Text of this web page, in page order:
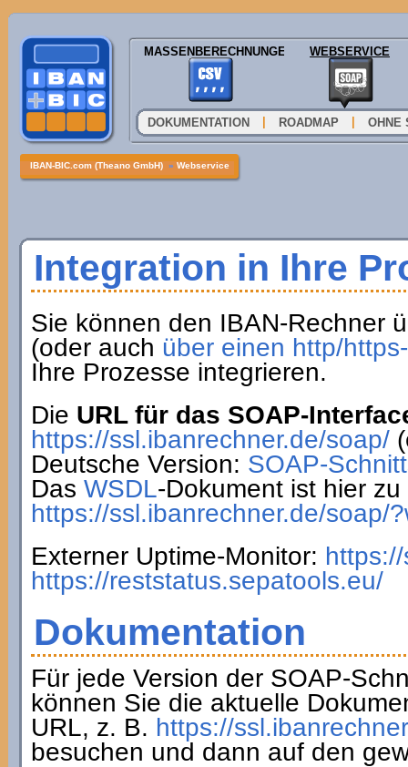
MASSENBERECHNUNGEN WEBSERVICE
DOKUMENTATION ROADMAP OHNE
IBAN-BIC.com (Theano GmbH) » Webservice
Integration in Ihre
Sie können den IBAN-Rechner
(oder auch über einen http/
Ihre Prozesse integrieren.
Die URL für das SOAP-
https://ssl.ibanrechner.de/soap/
Deutsche Version: SOAP-
Das WSDL-Dokument ist hier
https://ssl.ibanrechner.de/soap/
Externer Uptime-Monitor:
https://reststatus.sepatools.eu/
Dokumentation
Für jede Version der SOAP-
können Sie die aktuelle
URL, z. B. https://
besuchen und dann auf den